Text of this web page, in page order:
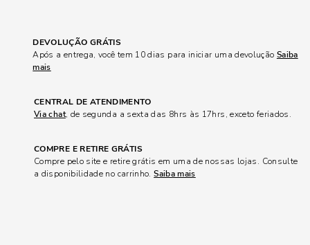
DEVOLUÇÃO GRÁTIS
Após a entrega, você tem 10 dias para iniciar uma devolução Saiba
mais
CENTRAL DE ATENDIMENTO
Via chat, de segunda a sexta das 8hrs às 17hrs, exceto feriados.
COMPRE E RETIRE GRÁTIS
Compre pelo site e retire grátis em uma de nossas lojas. Consulte
a disponibilidade no carrinho.Saiba mais